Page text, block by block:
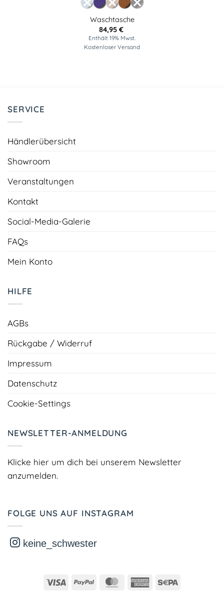
Waschtasche
84,95 €
Enthält 19% Mwst.
Kostenloser Versand
SERVICE
Händlerübersicht
Showroom
Veranstaltungen
Kontakt
Social-Media-Galerie
FAQs
Mein Konto
HILFE
AGBs
Rückgabe / Widerruf
Impressum
Datenschutz
Cookie-Settings
NEWSLETTER-ANMELDUNG
Klicke hier um dich bei unserem Newsletter
anzumelden.
FOLGE UNS AUF INSTAGRAM
keine_schwester
Visa PayPal MasterCardAmerican